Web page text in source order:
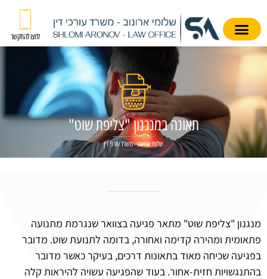
לחצו להתקשר
תאונה במנגנון "צליפת שוט"
שלומי ארונוב - משרד עורכי דין
מנגנון "צליפת שוט" מתאר פגיעה בצוואר שנגרמת מתנועה
פתאומית ומהירה קדימה ואחורה, בדומה לתנועת שוט. מדובר
בפגיעה שכיחה מאוד בתאונות דרכים, בעיקר כאשר מדובר
בהתנגשויות חזית-אחור. בעוד שהפגיעה עשויה להיראות קלה